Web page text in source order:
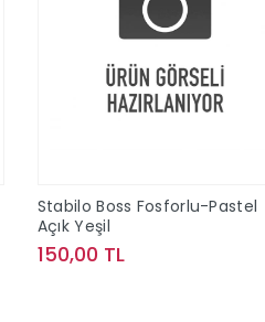
Stabilo Boss Fosforlu-Pastel
Açık Yeşil
150,00 TL